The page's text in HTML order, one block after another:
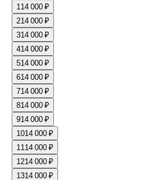
114 000 ₽
214 000 ₽
314 000 ₽
414 000 ₽
514 000 ₽
614 000 ₽
714 000 ₽
814 000 ₽
914 000 ₽
1014 000 ₽
1114 000 ₽
1214 000 ₽
1314 000 ₽